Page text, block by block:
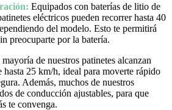
Equipados con baterías de litio de
eléctricos pueden recorrer hasta 40
del modelo. Esto te permitirá
preocuparte por la batería.
de nuestros patinetes alcanzan
25 km/h, ideal para moverte rápido
Además, muchos de nuestros
de conducción ajustables, para que
te convenga.